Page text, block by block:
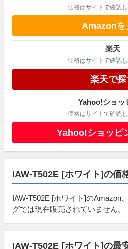
価格はサイトで確認
Amazonを
楽天
価格はサイトで確認
楽天で
Yahoo!ショッ
価格はサイトで確認
Yahoo!ショッピ
IAW-T502E [ホワイト]の価
IAW-T502E [ホワイト]のAmazon
グでは現在販売されていません。
IAW-T502E [ホワイト]の最